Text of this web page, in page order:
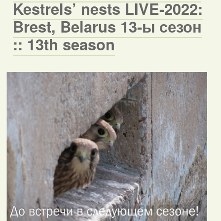
Kestrels’ nests LIVE-2022:
Brest, Belarus 13-ы сезон
:: 13th season